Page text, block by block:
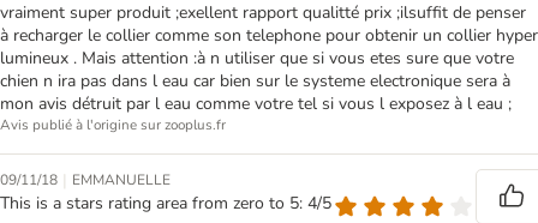
vraiment super produit ;exellent rapport qualitté prix ;ilsuffit de penser
à recharger le collier comme son telephone pour obtenir un collier hyper
lumineux . Mais attention :à n utiliser que si vous etes sure que votre
chien n ira pas dans l eau car bien sur le systeme electronique sera à
mon avis détruit par l eau comme votre tel si vous l exposez à l eau ;
Avis publié à l'origine sur zooplus.fr
09/11/18 | EMMANUELLE
This is a stars rating area from zero to 5: 4/5